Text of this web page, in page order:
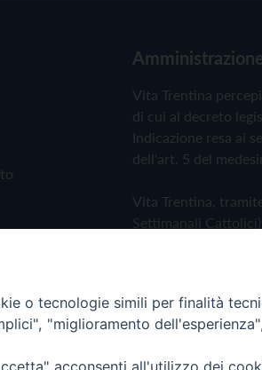
Vita Trentina
di cui al decreto
Indicazione resa ai
dell'art. 5 del
Vita Trentina,
Settimanali
Privacy Policy
o tecnologie simili per finalità
"miglioramento